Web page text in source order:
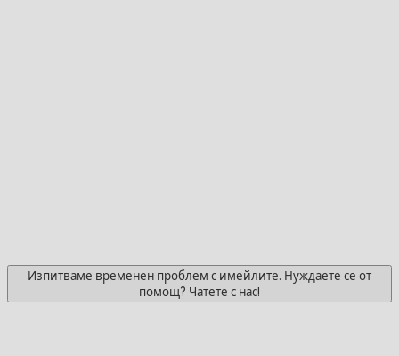
Изпитваме временен проблем с имейлите. Нуждаете се от
помощ? Чатете с нас!